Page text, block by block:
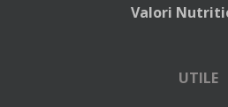
Valori
UTILE